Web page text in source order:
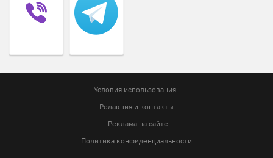
Условия использования
Редакция и контакты
Реклама на сайте
Политика конфиденциальности